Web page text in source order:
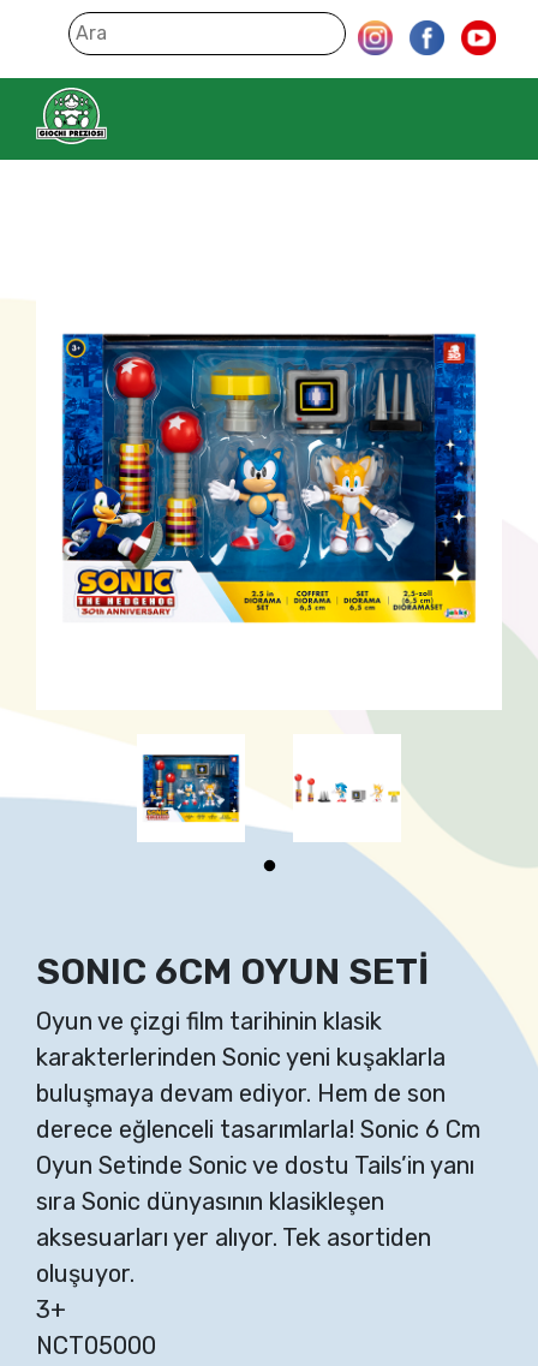
SONIC 6CM OYUN SETİ
Oyun ve çizgi film tarihinin klasik
karakterlerinden Sonic yeni kuşaklarla
buluşmaya devam ediyor. Hem de son
derece eğlenceli tasarımlarla! Sonic 6 Cm
Oyun Setinde Sonic ve dostu Tails’in yanı
sıra Sonic dünyasının klasikleşen
aksesuarları yer alıyor. Tek asortiden
oluşuyor.
3+
NCT05000